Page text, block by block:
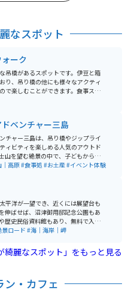
なスポット
ーク
吊橋があるスポットです。伊豆と箱
り、吊り橋の他にも様々なアクティ
で楽しむことができます。食事スペ
ツーリングの合間に観光も兼ねて休
ベンチャー三島
チャー三島は、吊り橋やジップライ
ィビティを楽しめる人気のアウトド
山を望む絶景の中で、子どもから大
体験ができます。特に日本最長級の
｜高原#食事処 #お土産#イベント体験
平洋が一望でき、近くには展望台も
伸ばせば、沼津御用邸記念公園もあ
歴史民俗資料館もあり、無料で入館
。 公園内にはベンチもあり、遠くま
の場所です。
景ロード #海｜海岸｜岬
綺麗なスポット」をもっと見る
ン・カフェ